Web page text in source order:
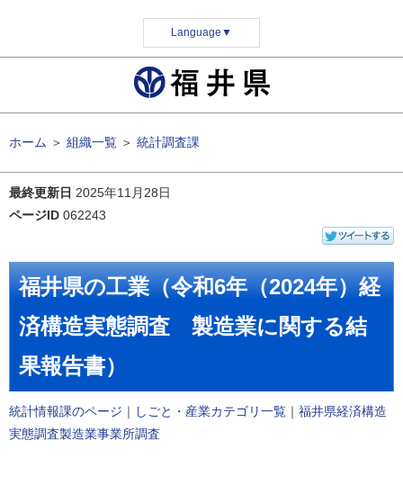
Language ▼
ホーム ＞ 組織一覧 ＞ 統計調査課
最終更新日 2025年11月28日
ページID 062243
福井県の工業（令和6年（2024年）経
済構造実態調査 製造業に関する結
果報告書）
統計情報課のページ ｜ しごと・産業カテゴリ一覧 ｜ 福井県経済構造
実態調査製造業事業所調査